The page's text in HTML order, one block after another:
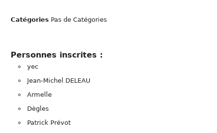
Catégories Pas de Catégories
Personnes inscrites :
yec
Jean-Michel DELEAU
Armelle
Dègles
Patrick Prévot